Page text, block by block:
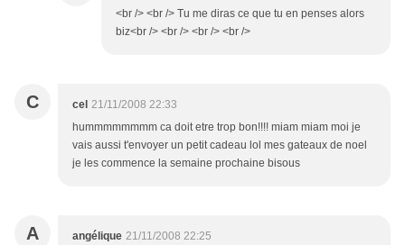
<br /> <br /> Tu me diras ce que tu en penses alors
biz<br /> <br /> <br /> <br />
C cel 21/11/2008 22:33
hummmmmmmm ca doit etre trop bon!!!! miam miam moi je
vais aussi t'envoyer un petit cadeau lol mes gateaux de noel
je les commence la semaine prochaine bisous
A angélique 21/11/2008 22:25